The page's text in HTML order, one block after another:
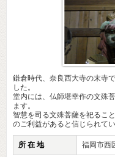
鎌倉時代、奈良西大寺の末寺
した。
堂内には、仏師堪幸作の文殊
ます。
智慧を司る文殊菩薩を祀るこ
のご利益があると信じられてい
所 在 地 福岡市西